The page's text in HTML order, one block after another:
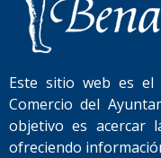
Este sitio web es el
Comercio del
objetivo es acercar
ofreciendo